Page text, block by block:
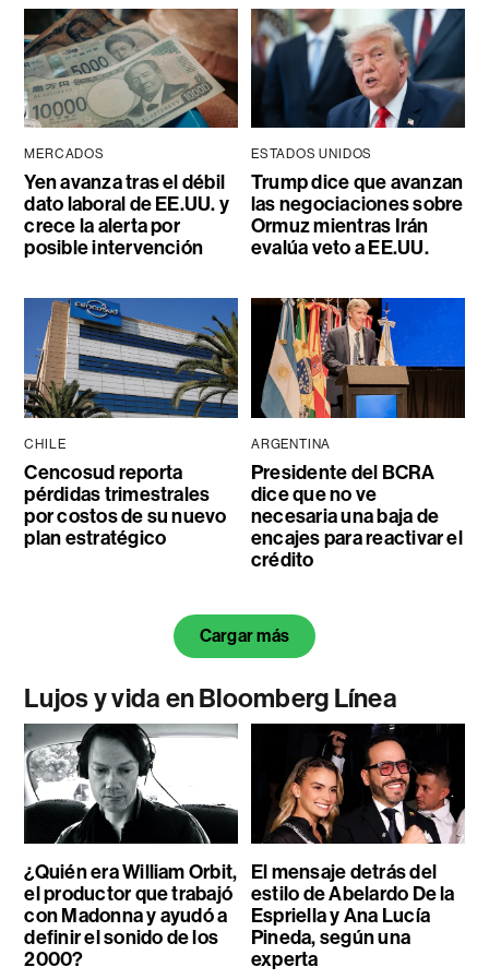
MERCADOS
Yen avanza tras el débil
dato laboral de EE.UU. y
crece la alerta por
posible intervención
ESTADOS UNIDOS
Trump dice que avanzan
las negociaciones sobre
Ormuz mientras Irán
evalúa veto a EE.UU.
CHILE
Cencosud reporta
pérdidas trimestrales
por costos de su nuevo
plan estratégico
ARGENTINA
Presidente del BCRA
dice que no ve
necesaria una baja de
encajes para reactivar el
crédito
Cargar más
Lujos y vida en Bloomberg Línea
¿Quién era William Orbit,
el productor que trabajó
con Madonna y ayudó a
definir el sonido de los
2000?
El mensaje detrás del
estilo de Abelardo De la
Espriella y Ana Lucía
Pineda, según una
experta